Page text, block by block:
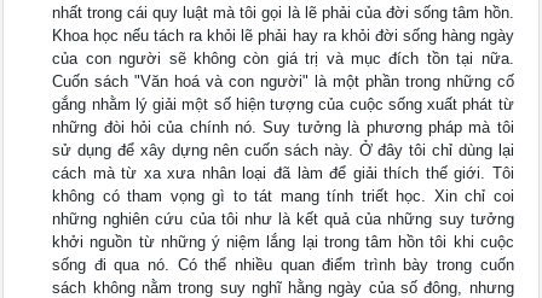
nhất trong cái quy luật mà tôi gọi là lẽ phải của đời sống tâm hồn.
Khoa học nếu tách ra khỏi lẽ phải hay ra khỏi đời sống hàng ngày
của con người sẽ không còn giá trị và mục đích tồn tại nữa.
Cuốn sách "Văn hoá và con người" là một phần trong những cố
gắng nhằm lý giải một số hiện tượng của cuộc sống xuất phát từ
những đòi hỏi của chính nó. Suy tưởng là phương pháp mà tôi
sử dụng để xây dựng nên cuốn sách này. Ở đây tôi chỉ dùng lại
cách mà từ xa xưa nhân loại đã làm để giải thích thế giới. Tôi
không có tham vọng gì to tát mang tính triết học. Xin chỉ coi
những nghiên cứu của tôi như là kết quả của những suy tưởng
khởi nguồn từ những ý niệm lắng lại trong tâm hồn tôi khi cuộc
sống đi qua nó. Có thể nhiều quan điểm trình bày trong cuốn
sách không nằm trong suy nghĩ hằng ngày của số đông, nhưng